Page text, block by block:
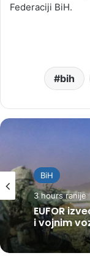
Federaciji BiH.
bih
BiH
3 hours ranije
EUFOR
i vojnim